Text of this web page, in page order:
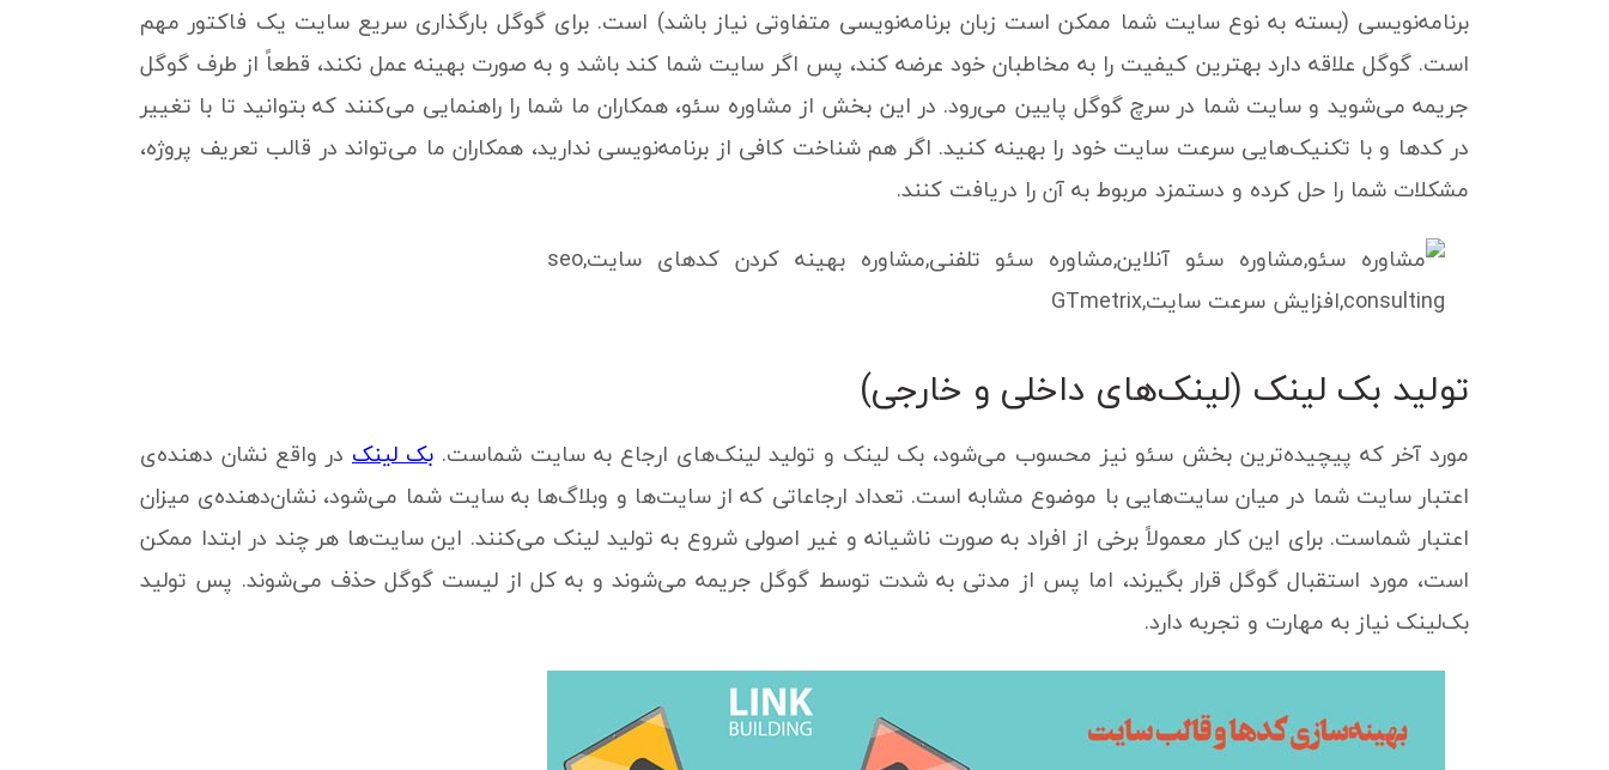
برنامه‌نویسی (بسته به نوع سایت شما ممکن است زبان برنامه‌نویسی متفاوتی نیاز باشد) است. برای گوگل بارگذاری سریع سایت یک فاکتور مهم
است. گوگل علاقه دارد بهترین کیفیت را به مخاطبان خود عرضه کند، پس اگر سایت شما کند باشد و به صورت بهینه عمل نکند، قطعاً از طرف گوگل
جریمه می‌شوید و سایت شما در سرچ گوگل پایین می‌رود. در این بخش از مشاوره سئو، همکاران ما شما را راهنمایی می‌کنند که بتوانید تا با تغییر
در کدها و با تکنیک‌هایی سرعت سایت خود را بهینه کنید. اگر هم شناخت کافی از برنامه‌نویسی ندارید، همکاران ما می‌تواند در قالب تعریف پروژه،
مشکلات شما را حل کرده و دستمزد مربوط به آن را دریافت کنند.
تولید بک لینک (لینک‌های داخلی و خارجی)
مورد آخر که پیچیده‌ترین بخش سئو نیز محسوب می‌شود، بک لینک و تولید لینک‌های ارجاع به سایت شماست. بک لینک در واقع نشان دهنده‌ی
اعتبار سایت شما در میان سایت‌هایی با موضوع مشابه است. تعداد ارجاعاتی که از سایت‌ها و وبلاگ‌ها به سایت شما می‌شود، نشان‌دهنده‌ی میزان
اعتبار شماست. برای این کار معمولاً برخی از افراد به صورت ناشیانه و غیر اصولی شروع به تولید لینک می‌کنند. این سایت‌ها هر چند در ابتدا ممکن
است، مورد استقبال گوگل قرار بگیرند، اما پس از مدتی به شدت توسط گوگل جریمه می‌شوند و به کل از لیست گوگل حذف می‌شوند. پس تولید
بک‌لینک نیاز به مهارت و تجربه دارد.